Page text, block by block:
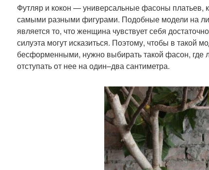
Футляр и кокон — универсальные фасоны платьев,
самыми разными фигурами. Подобные модели на
является то, что женщина чувствует себя
силуэта могут исказиться. Поэтому, чтобы в такой
бесформенными, нужно выбирать такой фасон, где
отступать от нее на один–два сантиметра.